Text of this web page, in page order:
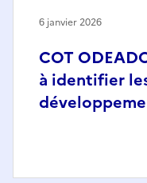
COT
à identifier
6 janvier 2026